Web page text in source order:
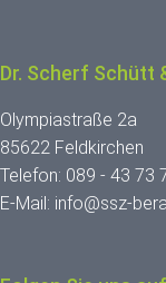
Dr. Scherf Schütt
Olympiastraße 2a
85622 Feldkirchen
Telefon: 089 - 43 73
E-Mail: info@ssz-